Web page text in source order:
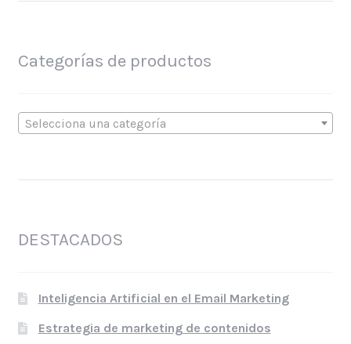
Categorías de productos
Selecciona una categoría
DESTACADOS
Inteligencia Artificial en el Email Marketing
Estrategia de marketing de contenidos